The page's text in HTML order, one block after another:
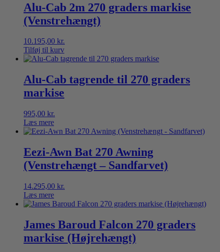
Alu-Cab 2m 270 graders markise
(Venstrehængt)
10.195,00 kr.
Tilføj til kurv
Alu-Cab tagrende til 270 graders
markise
995,00 kr.
Læs mere
Eezi-Awn Bat 270 Awning
(Venstrehængt – Sandfarvet)
14.295,00 kr.
Læs mere
James Baroud Falcon 270 graders
markise (Højrehængt)